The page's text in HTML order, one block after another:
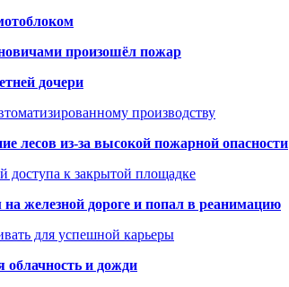
произошёл пожар
дочери
производству
лесов из-за высокой пожарной опасности
доступа к закрытой площадке
железной дороге и попал в реанимацию
для успешной карьеры
облачность и дожди